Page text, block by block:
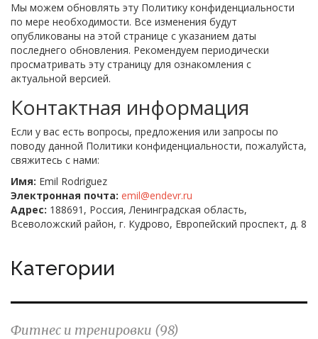
Мы можем обновлять эту Политику конфиденциальности
по мере необходимости. Все изменения будут
опубликованы на этой странице с указанием даты
последнего обновления. Рекомендуем периодически
просматривать эту страницу для ознакомления с
актуальной версией.
Контактная информация
Если у вас есть вопросы, предложения или запросы по
поводу данной Политики конфиденциальности, пожалуйста,
свяжитесь с нами:
Имя: Emil Rodriguez
Электронная почта: emil@endevr.ru
Адрес: 188691, Россия, Ленинградская область,
Всеволожский район, г. Кудрово, Европейский проспект, д. 8
Категории
Фитнес и тренировки (98)